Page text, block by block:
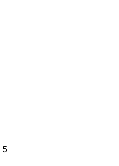
5